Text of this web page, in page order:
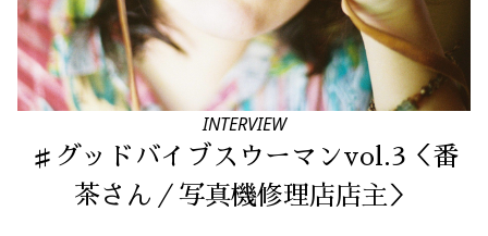
INTERVIEW
♯グッドバイブスウーマンvol.3＜番
茶さん／写真機修理店店主＞